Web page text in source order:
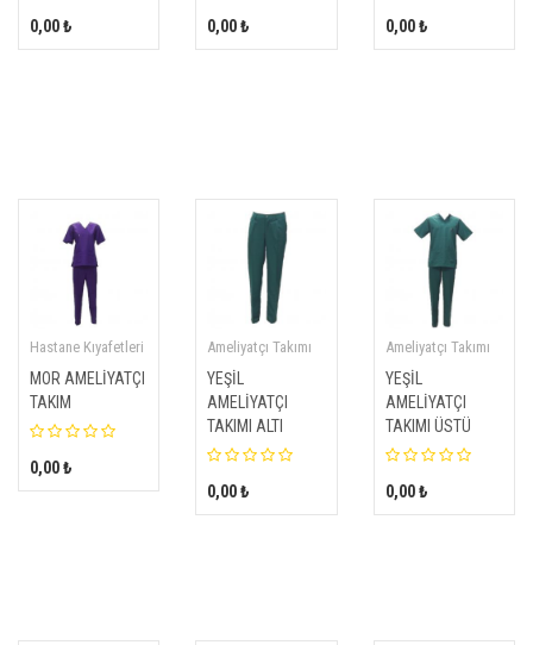
0,00 ₺ 0,00 ₺ 0,00 ₺
Hastane Kıyafetleri
MOR AMELİYATÇI
TAKIM
0,00 ₺
Ameliyatçı Takımı
YEŞİL
AMELİYATÇI
TAKIMI ALTI
0,00 ₺
Ameliyatçı Takımı
YEŞİL
AMELİYATÇI
TAKIMI ÜSTÜ
0,00 ₺